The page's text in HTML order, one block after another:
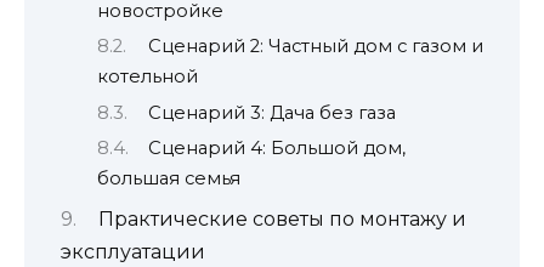
новостройке
Сценарий 2: Частный дом с газом и
котельной
Сценарий 3: Дача без газа
Сценарий 4: Большой дом,
большая семья
Практические советы по монтажу и
эксплуатации